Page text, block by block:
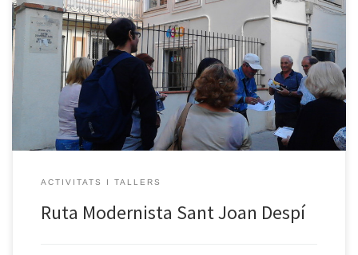
Dilluns passat el Punt Omnia de l’Esplai Pubilla Cases Can Vidalet
vam anar a Sant Joan Despí per tal de treballar la Ruta Modernista
de l’artista Josep Maria Jujol Gibert, un arquitecte capaç de
dominar l’arquitectura imposant un nou estil aplicant-lo en les
tècniques que dominava com trencadís, esgrafiat, escultura,
pintura… […]
ACTIVITATS I TALLERS
Ruta Modernista Sant Joan Despí